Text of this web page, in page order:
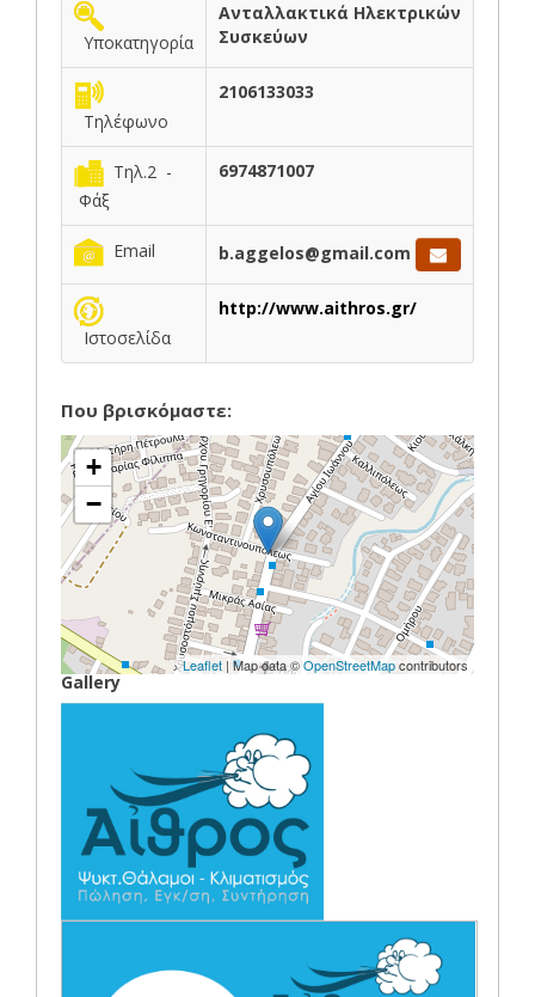
Υποκατηγορία
Ανταλλακτικά Ηλεκτρικών
Συσκεύων
Τηλέφωνο
2106133033
Τηλ.2 -
Φάξ
6974871007
Email b.aggelos@gmail.com
Ιστοσελίδα
http://www.aithros.gr/
Που βρισκόμαστε:
+
−
Leaflet | Map data ©OpenStreetMapcontributors
Gallery